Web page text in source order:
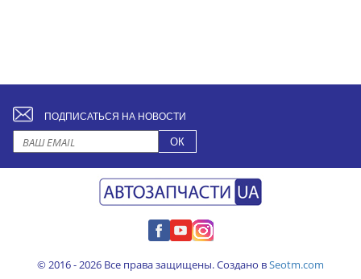
ПОДПИСАТЬСЯ НА НОВОСТИ
© 2016 - 2026 Все права защищены. Создано вSeotm.com